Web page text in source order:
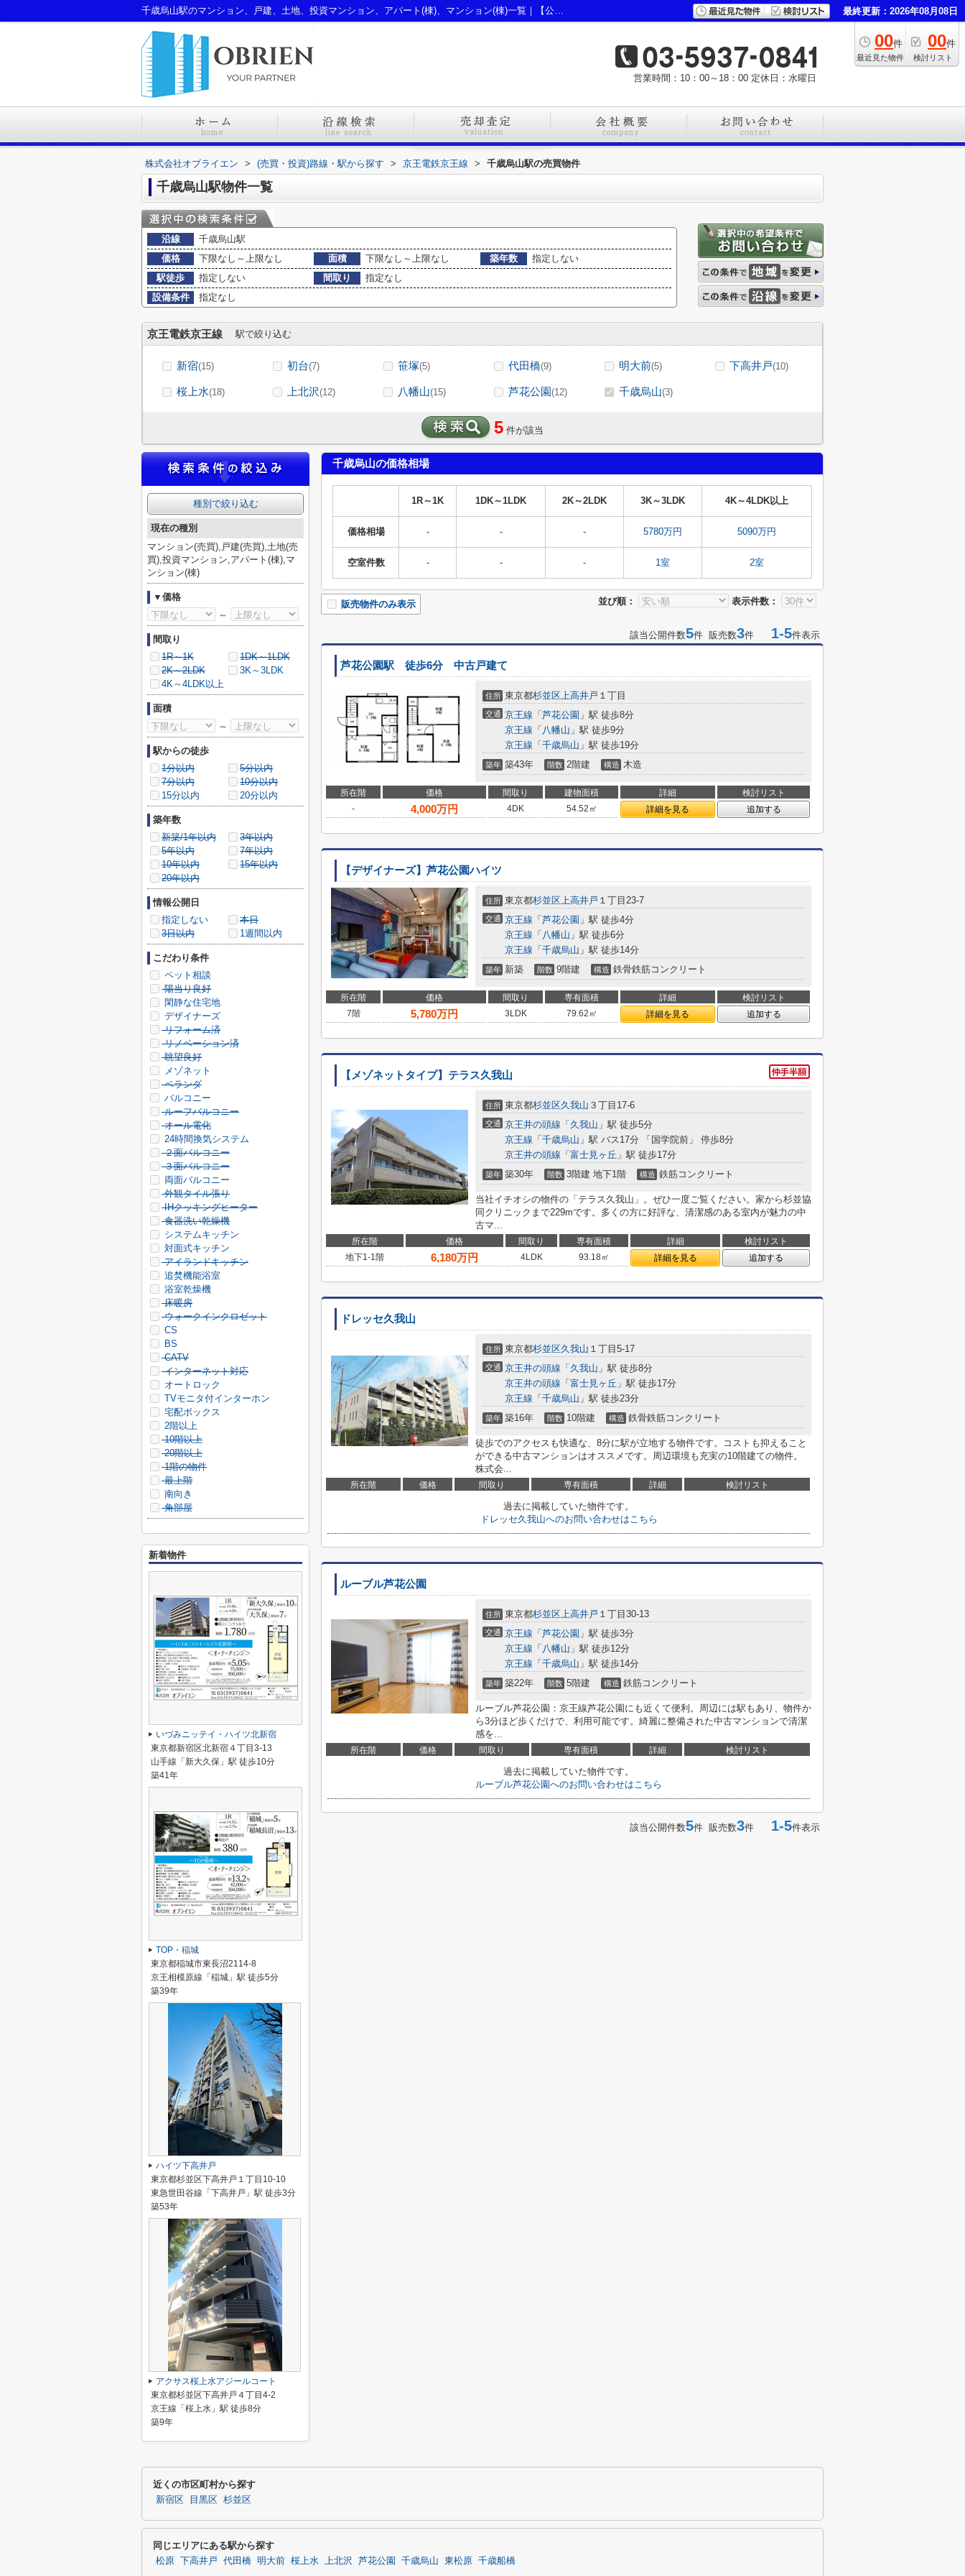
千歳烏山駅のマンション、戸建、土地、投資マンション、アパート(棟)、マンション(棟)一覧｜【公式】新宿区・杉並区の不動産ならオブライエン 最終更新：2026年08月08日
00件
最近見た物件
00件
検討リスト
営業時間：10：00～18：00 定休日：水曜日
株式会社オブライエン > (売買・投資)路線・駅から探す > 京王電鉄京王線 > 千歳烏山駅の売買物件
千歳烏山駅物件一覧
沿線
千歳烏山駅
価格
下限なし～上限なし 面積 下限なし～上限なし 築年数
指定しない
駅徒歩
指定しない 間取り
指定なし
設備条件
指定なし
京王電鉄京王線 駅で絞り込む
新宿(15) 初台(7) 笹塚(5) 代田橋(9) 明大前(5) 下高井戸(10)
桜上水(18) 上北沢(12) 八幡山(15) 芦花公園(12) 千歳烏山(3)
5 件が該当
千歳烏山の価格相場
1R～1K 1DK～1LDK 2K～2LDK 3K～3LDK 4K～4LDK以上
価格相場 - - - 5780万円 5090万円
空室件数 - - - 1室 2室
並び順： 表示件数：
販売物件のみ表示
該当公開件数5件 販売数3件 1-5件表示
芦花公園駅 徒歩6分 中古戸建て
住所 東京都杉並区上高井戸 １丁目
交通 京王線 「 芦花公園 」駅 徒歩8分
京王線 「 八幡山 」駅 徒歩9分
京王線 「 千歳烏山 」駅 徒歩19分
築年 築43年 階数 2階建 構造 木造
所在階 価格 間取り 建物面積 詳細
検討リスト
-
4,000万円 4DK 54.52㎡ 詳細を見る 追加する
【デザイナーズ】芦花公園ハイツ
住所 東京都杉並区上高井戸 １丁目23-7
交通 京王線 「 芦花公園 」駅 徒歩4分
京王線 「 八幡山 」駅 徒歩6分
京王線 「 千歳烏山 」駅 徒歩14分
築年 新築 階数 9階建 構造 鉄骨鉄筋コンクリート
所在階 価格 間取り 専有面積 詳細
検討リスト
7階
5,780万円 3LDK 79.62㎡ 詳細を見る 追加する
【メゾネットタイプ】テラス久我山
住所 東京都杉並区久我山 ３丁目17-6
交通 京王井の頭線 「 久我山 」駅 徒歩5分
京王線 「 千歳烏山 」駅 バス17分 「国学院前」 停歩8分
京王井の頭線 「 富士見ヶ丘 」駅 徒歩17分
築年 築30年 階数 3階建 地下1階 構造 鉄筋コンクリート
当社イチオシの物件の「テラス久我山」。ぜひ一度ご覧ください。家から杉並協
同クリニックまで229mです。多くの方に好評な、清潔感のある室内が魅力の中
古マ...
所在階 価格 間取り 専有面積 詳細
検討リスト
地下1-1階
6,180万円 4LDK 93.18㎡ 詳細を見る 追加する
ドレッセ久我山
住所 東京都杉並区久我山 １丁目5-17
交通 京王井の頭線 「 久我山 」駅 徒歩8分
京王井の頭線 「 富士見ヶ丘 」駅 徒歩17分
京王線 「 千歳烏山 」駅 徒歩23分
築年 築16年 階数 10階建 構造 鉄骨鉄筋コンクリート
徒歩でのアクセスも快適な、8分に駅が立地する物件です。コストも抑えること
ができる中古マンションはオススメです。周辺環境も充実の10階建ての物件。
株式会...
所在階 価格 間取り 専有面積 詳細 検討リスト
過去に掲載していた物件です。
ドレッセ久我山へのお問い合わせはこちら
ルーブル芦花公園
住所 東京都杉並区上高井戸 １丁目30-13
交通 京王線 「 芦花公園 」駅 徒歩3分
京王線 「 八幡山 」駅 徒歩12分
京王線 「 千歳烏山 」駅 徒歩14分
築年 築22年 階数 5階建 構造 鉄筋コンクリート
ルーブル芦花公園：京王線芦花公園にも近くて便利。周辺には駅もあり、物件か
ら3分ほど歩くだけで、利用可能です。綺麗に整備された中古マンションで清潔
感を...
所在階 価格 間取り 専有面積 詳細 検討リスト
過去に掲載していた物件です。
ルーブル芦花公園へのお問い合わせはこちら
該当公開件数5件 販売数3件 1-5件表示
種別で絞り込む
現在の種別
マンション(売買),戸建(売買),土地(売
買),投資マンション,アパート(棟),マ
ンション(棟)
▼価格
～
間取り
1R～1K
1DK～1LDK
2K～2LDK
3K～3LDK
4K～4LDK以上
面積
～
駅からの徒歩
1分以内
5分以内
7分以内
10分以内
15分以内
20分以内
築年数
新築/1年以内
3年以内
5年以内
7年以内
10年以内
15年以内
20年以内
情報公開日
指定しない
本日
3日以内
1週間以内
こだわり条件
ペット相談
陽当り良好
閑静な住宅地
デザイナーズ
リフォーム済
リノベーション済
眺望良好
メゾネット
ベランダ
バルコニー
ルーフバルコニー
オール電化
24時間換気システム
２面バルコニー
３面バルコニー
両面バルコニー
外観タイル張り
IHクッキングヒーター
食器洗い乾燥機
システムキッチン
対面式キッチン
アイランドキッチン
追焚機能浴室
浴室乾燥機
床暖房
ウォークインクロゼット
CS
BS
CATV
インターネット対応
オートロック
TVモニタ付インターホン
宅配ボックス
2階以上
10階以上
20階以上
1階の物件
最上階
南向き
角部屋
新着物件
いづみニッテイ・ハイツ北新宿
東京都新宿区北新宿４丁目3-13
山手線「新大久保」駅 徒歩10分
築41年
TOP・稲城
東京都稲城市東長沼2114-8
京王相模原線「稲城」駅 徒歩5分
築39年
ハイツ下高井戸
東京都杉並区下高井戸１丁目10-10
東急世田谷線「下高井戸」駅 徒歩3分
築53年
アクサス桜上水アジールコート
東京都杉並区下高井戸４丁目4-2
京王線「桜上水」駅 徒歩8分
築9年
近くの市区町村から探す
新宿区 目黒区 杉並区
同じエリアにある駅から探す
松原 下高井戸 代田橋 明大前 桜上水 上北沢 芦花公園 千歳烏山 東松原 千歳船橋